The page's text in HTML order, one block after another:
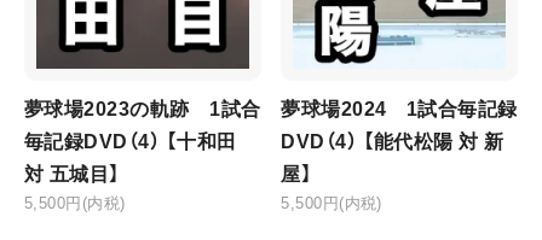
夢球場2023の軌跡 1試合
毎記録DVD（4） 【十和田
対 五城目】
5,500円(内税)
夢球場2024 1試合毎記録
DVD（4） 【能代松陽 対 新
屋】
5,500円(内税)